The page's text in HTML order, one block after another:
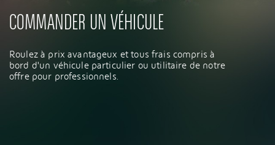
COMMANDER UN VÉHICULE
Roulez à prix avantageux et tous frais compris à
bord d'un véhicule particulier ou utilitaire de notre
offre pour professionnels.